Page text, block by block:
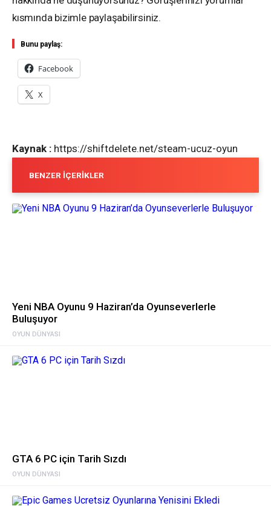
kısmında bizimle paylaşabilirsiniz.
Bunu paylaş:
Facebook
X
Kaynak : https://shiftdelete.net/steam-ucuz-oyun
BENZER İÇERIKLER
OYUN DÜNYASI
Yeni NBA Oyunu 9 Haziran’da Oyunseverlerle
Buluşuyor
OYUN DÜNYASI
GTA 6 PC için Tarih Sızdı